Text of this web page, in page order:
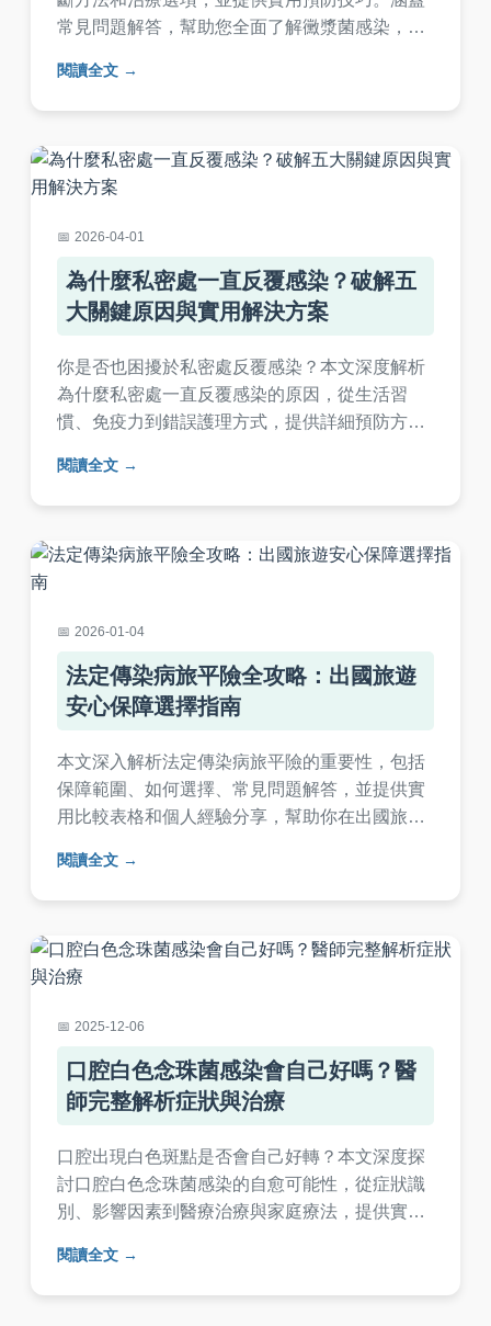
常見問題解答，幫助您全面了解黴漿菌感染，降
讀，解決所有相關疑問。
閱讀全文
2026-04-01
為什麼私密處一直反覆感染？破解五
大關鍵原因與實用解決方案
你是否也困擾於私密處反覆感染？本文深度解析
為什麼私密處一直反覆感染的原因，從生活習
慣、免疫力到錯誤護理方式，提供詳細預防方法
信。內容包含實用表格和個人經驗分享，適合所
有女性參考。
閱讀全文
2026-01-04
法定傳染病旅平險全攻略：出國旅遊
安心保障選擇指南
本文深入解析法定傳染病旅平險的重要性，包括
保障範圍、如何選擇、常見問題解答，並提供實
用比較表格和個人經驗分享，幫助你在出國旅遊
心。
閱讀全文
2025-12-06
口腔白色念珠菌感染會自己好嗎？醫
師完整解析症狀與治療
口腔出現白色斑點是否會自己好轉？本文深度探
討口腔白色念珠菌感染的自愈可能性，從症狀識
別、影響因素到醫療治療與家庭療法，提供實用
常見疑問，幫助你快速掌握關鍵資訊。
閱讀全文